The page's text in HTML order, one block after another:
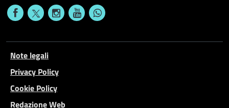
Note legali
Privacy Policy
Cookie Policy
Redazione Web